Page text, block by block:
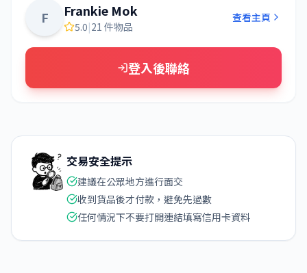
F Frankie Mok
5.0|21 件物品
查看主頁
登入後聯絡
交易安全提示
建議在公眾地方進行面交
收到貨品後才付款，避免先過數
任何情況下不要打開連結填寫信用卡資料